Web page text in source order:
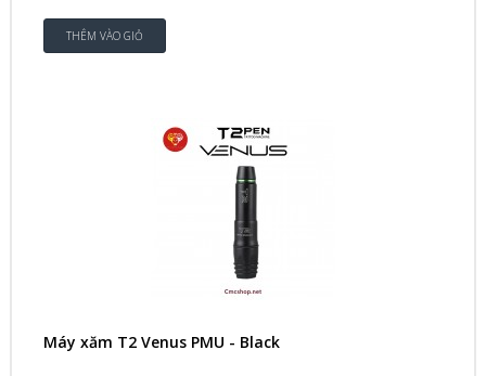
Máy xăm T2 Venus PMU - Black